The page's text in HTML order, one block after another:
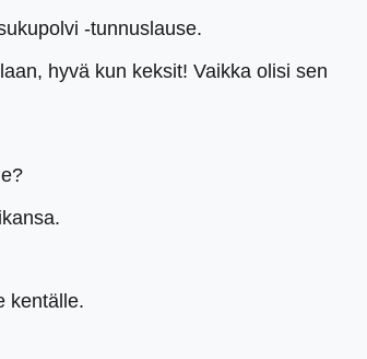
-tunnuslause.
hyvä kun keksit! Vaikka olisi sen
kentälle.